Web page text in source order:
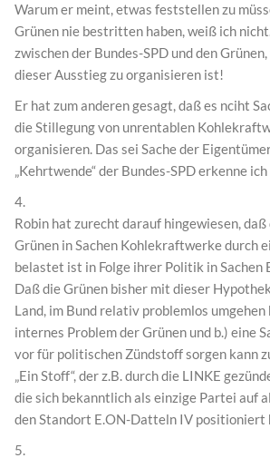
Warum er meint, etwas feststellen zu
Grünen nie bestritten haben, weiß ich
zwischen der Bundes-SPD und den
dieser Ausstieg zu organisieren ist!
Er hat zum anderen gesagt, daß es nciht
die Stillegung von unrentablen
organisieren. Das sei Sache der
„Kehrtwende“ der Bundes-SPD erkenne
4.
Robin hat zurecht darauf hingewiesen,
Grünen in Sachen Kohlekraftwerke durch
belastet ist in Folge ihrer Politik in Sachen
Daß die Grünen bisher mit dieser
Land, im Bund relativ problemlos
internes Problem der Grünen und b.) eine
vor für politischen Zündstoff sorgen kann
„Ein Stoff“, der z.B. durch die LINKE
die sich bekanntlich als einzige Partei auf
den Standort E.ON-Datteln IV positioniert
5.